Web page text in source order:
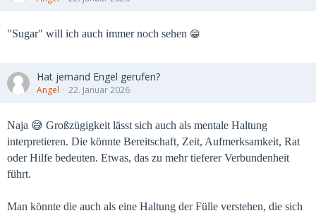
"Sugar" will ich auch immer noch sehen 😁
Hat jemand Engel gerufen?
Angel 22. Januar 2026
Naja 😅 Großzügigkeit lässt sich auch als mentale Haltung
interpretieren. Die könnte Bereitschaft, Zeit, Aufmerksamkeit, Rat
oder Hilfe bedeuten. Etwas, das zu mehr tieferer Verbundenheit
führt.
Man könnte die auch als eine Haltung der Fülle verstehen, die sich